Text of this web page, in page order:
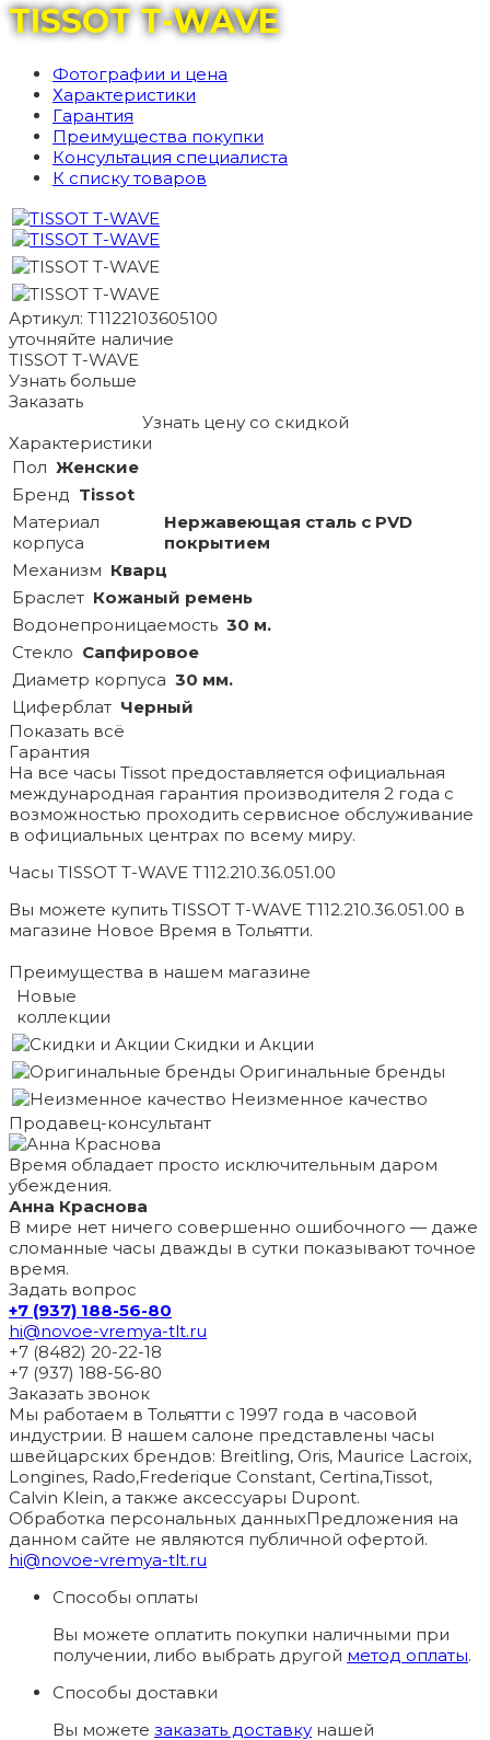
TISSOT T-WAVE
Фотографии и цена
Характеристики
Гарантия
Преимущества покупки
Консультация специалиста
К списку товаров
Артикул: T1122103605100
уточняйте наличие
TISSOT T-WAVE
Узнать больше
Заказать
Узнать цену со скидкой
Характеристики
Пол Женские
Бренд Tissot
Материал
корпуса
Нержавеющая сталь с PVD
покрытием
Механизм Кварц
Браслет Кожаный ремень
Водонепроницаемость 30 м.
Стекло Сапфировое
Диаметр корпуса 30 мм.
Циферблат Черный
Показать всё
Гарантия
На все часы Tissot предоставляется официальная
международная гарантия производителя 2 года с
возможностью проходить сервисное обслуживание
в официальных центрах по всему миру.
Часы TISSOT T-WAVE T112.210.36.051.00
Вы можете купить TISSOT T-WAVE T112.210.36.051.00 в
магазине Новое Время в Тольятти.
Преимущества в нашем магазине
Новые
коллекции
Скидки и Акции
Оригинальные бренды
Неизменное качество
Продавец-консультант
Время обладает просто исключительным даром
убеждения.
Анна Краснова
В мире нет ничего совершенно ошибочного — даже
сломанные часы дважды в сутки показывают точное
время.
Задать вопрос
+7 (937) 188-56-80
hi@novoe-vremya-tlt.ru
+7 (8482) 20-22-18
+7 (937) 188-56-80
Заказать звонок
Мы работаем в Тольятти с 1997 года в часовой
индустрии. В нашем салоне представлены часы
швейцарских брендов: Breitling, Oris, Maurice Lacroix,
Longines, Rado,Frederique Constant, Certina,Tissot,
Calvin Klein, а также аксессуары Dupont.
Обработка персональных данныхПредложения на
данном сайте не являются публичной офертой.
hi@novoe-vremya-tlt.ru
Способы оплаты
Вы можете оплатить покупки наличными при
получении, либо выбрать другой метод оплаты.
Способы доставки
Вы можете заказать доставку нашей